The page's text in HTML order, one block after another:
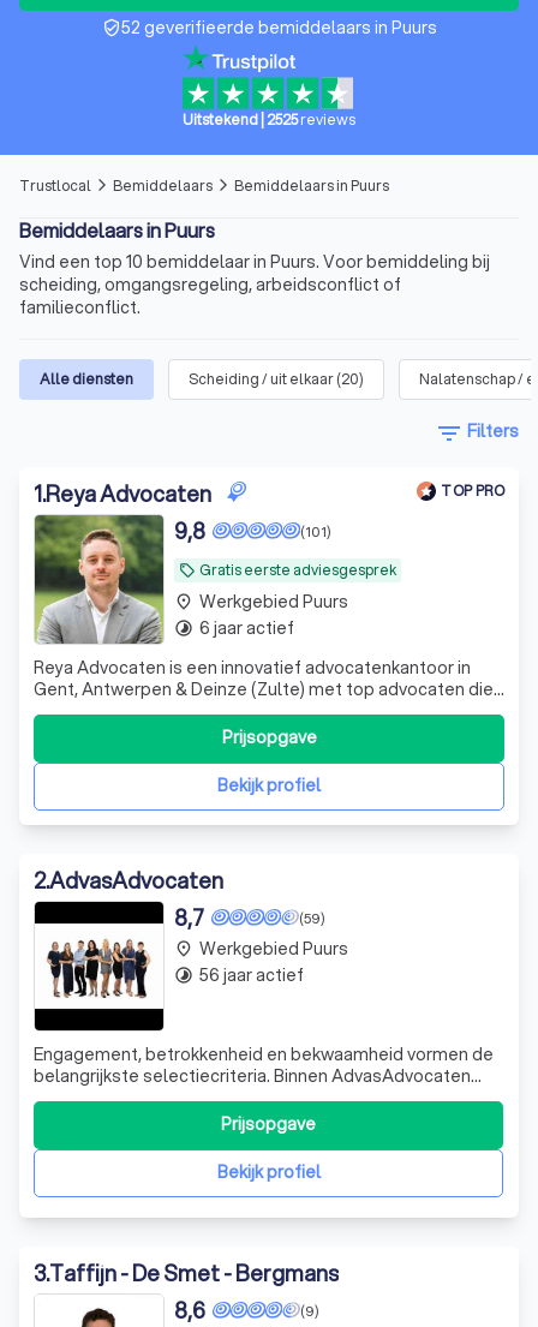
verified_user52 geverifieerde bemiddelaars in Puurs
Uitstekend 2525reviews
Trustlocal arrow_forward_ios Bemiddelaars arrow_forward_ios Bemiddelaars in Puurs
Bemiddelaars in Puurs
Vind een top 10 bemiddelaar in Puurs. Voor bemiddeling bij
scheiding, omgangsregeling, arbeidsconflict of
familieconflict.
Alle diensten Scheiding / uit elkaar(20) Nalatenschap /
filter_list Filters
1.Reya Advocaten TOP PRO
local_offer Gratis eerste adviesgesprek
(101)
9,8
Reya Advocaten is een innovatief advocatenkantoor in
Gent, Antwerpen & Deinze (Zulte) met top advocaten die
ondernemers en particulieren over heel Vlaanderen
bijstaat met hun vragen en problemen rond verkeersrecht,
vastgoedrecht en ondernemingsrecht in brede zin.
Bekijk profiel
Prijsopgave
place Werkgebied Puurs
timelapse 6 jaar actief
2.AdvasAdvocaten
(59)
8,7
Engagement, betrokkenheid en bekwaamheid vormen de
belangrijkste selectiecriteria. Binnen AdvasAdvocaten
werken de advocaten nauw samen. Elk dossier wordt
gezamenlijk – en strikt vertrouwelijk – besproken op het
interne advocatenoverleg. Deze aanpak vergroot de
kwaliteit van de dossiers. Zes advocat
Bekijk profiel
Prijsopgave
place Werkgebied Puurs
timelapse 56 jaar actief
3.Taffijn - De Smet - Bergmans
(9)
8,6